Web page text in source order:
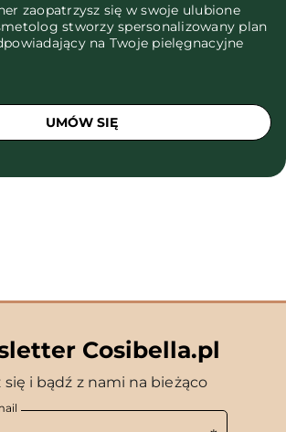
zaopatrzysz się w swoje ulubione
stworzy spersonalizowany plan
na Twoje pielęgnacyjne
UMÓW SIĘ
Cosibella.pl
się i bądź z nami na bieżąco